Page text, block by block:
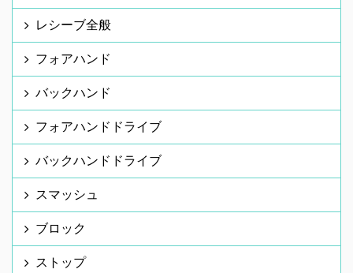
レシーブ全般
フォアハンド
バックハンド
フォアハンドドライブ
バックハンドドライブ
スマッシュ
ブロック
ストップ